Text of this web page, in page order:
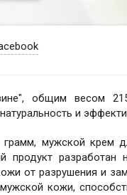
общим весом
и
грамм, мужской крем
разработан
от разрушения и
кожи,